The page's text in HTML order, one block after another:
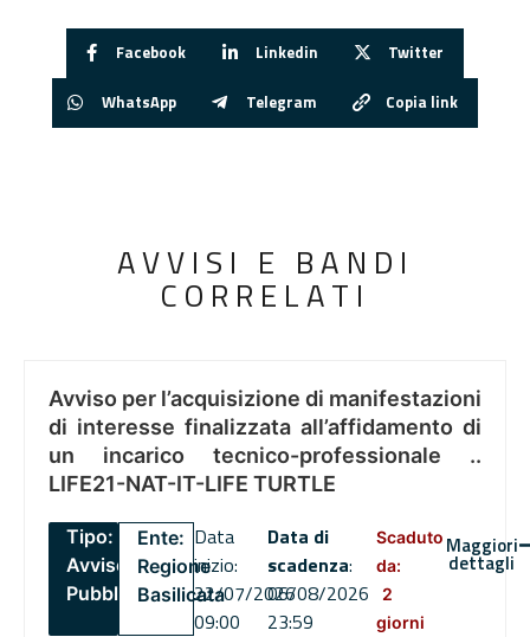
Facebook Linkedin Twitter
WhatsApp Telegram Copia link
AVVISI E BANDI
CORRELATI
Avviso per l’acquisizione di manifestazioni
di interesse finalizzata all’affidamento di
un incarico tecnico-professionale ..
LIFE21-NAT-IT-LIFE TURTLE
Tipo:
Avviso
Pubblico
Ente:
Regione
Basilicata
Data
inizio:
22/07/2026
09:00
Data di
scadenza:
06/08/2026
23:59
Scaduto
da:
2
giorni
Maggiori
dettagli